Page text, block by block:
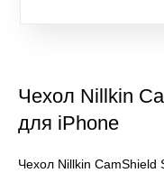
Чехол Nillkin
для iPhone
Чехол Nillkin CamShield